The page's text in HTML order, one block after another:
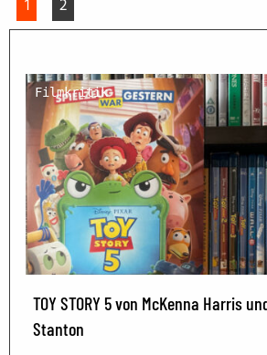
1 2
Filmkritik
TOY STORY 5 von McKenna Harris
Stanton